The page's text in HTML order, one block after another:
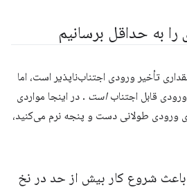
به حداقل برسانیم
تأخیر ورودی اجتناب‌ناپذیر است، اما
قابل اجتناباست . در اینجا مواردی
ورودی طولانی دست و پنجه نرم می‌کنید،
باعث شروع کار بیش از حد در نخ